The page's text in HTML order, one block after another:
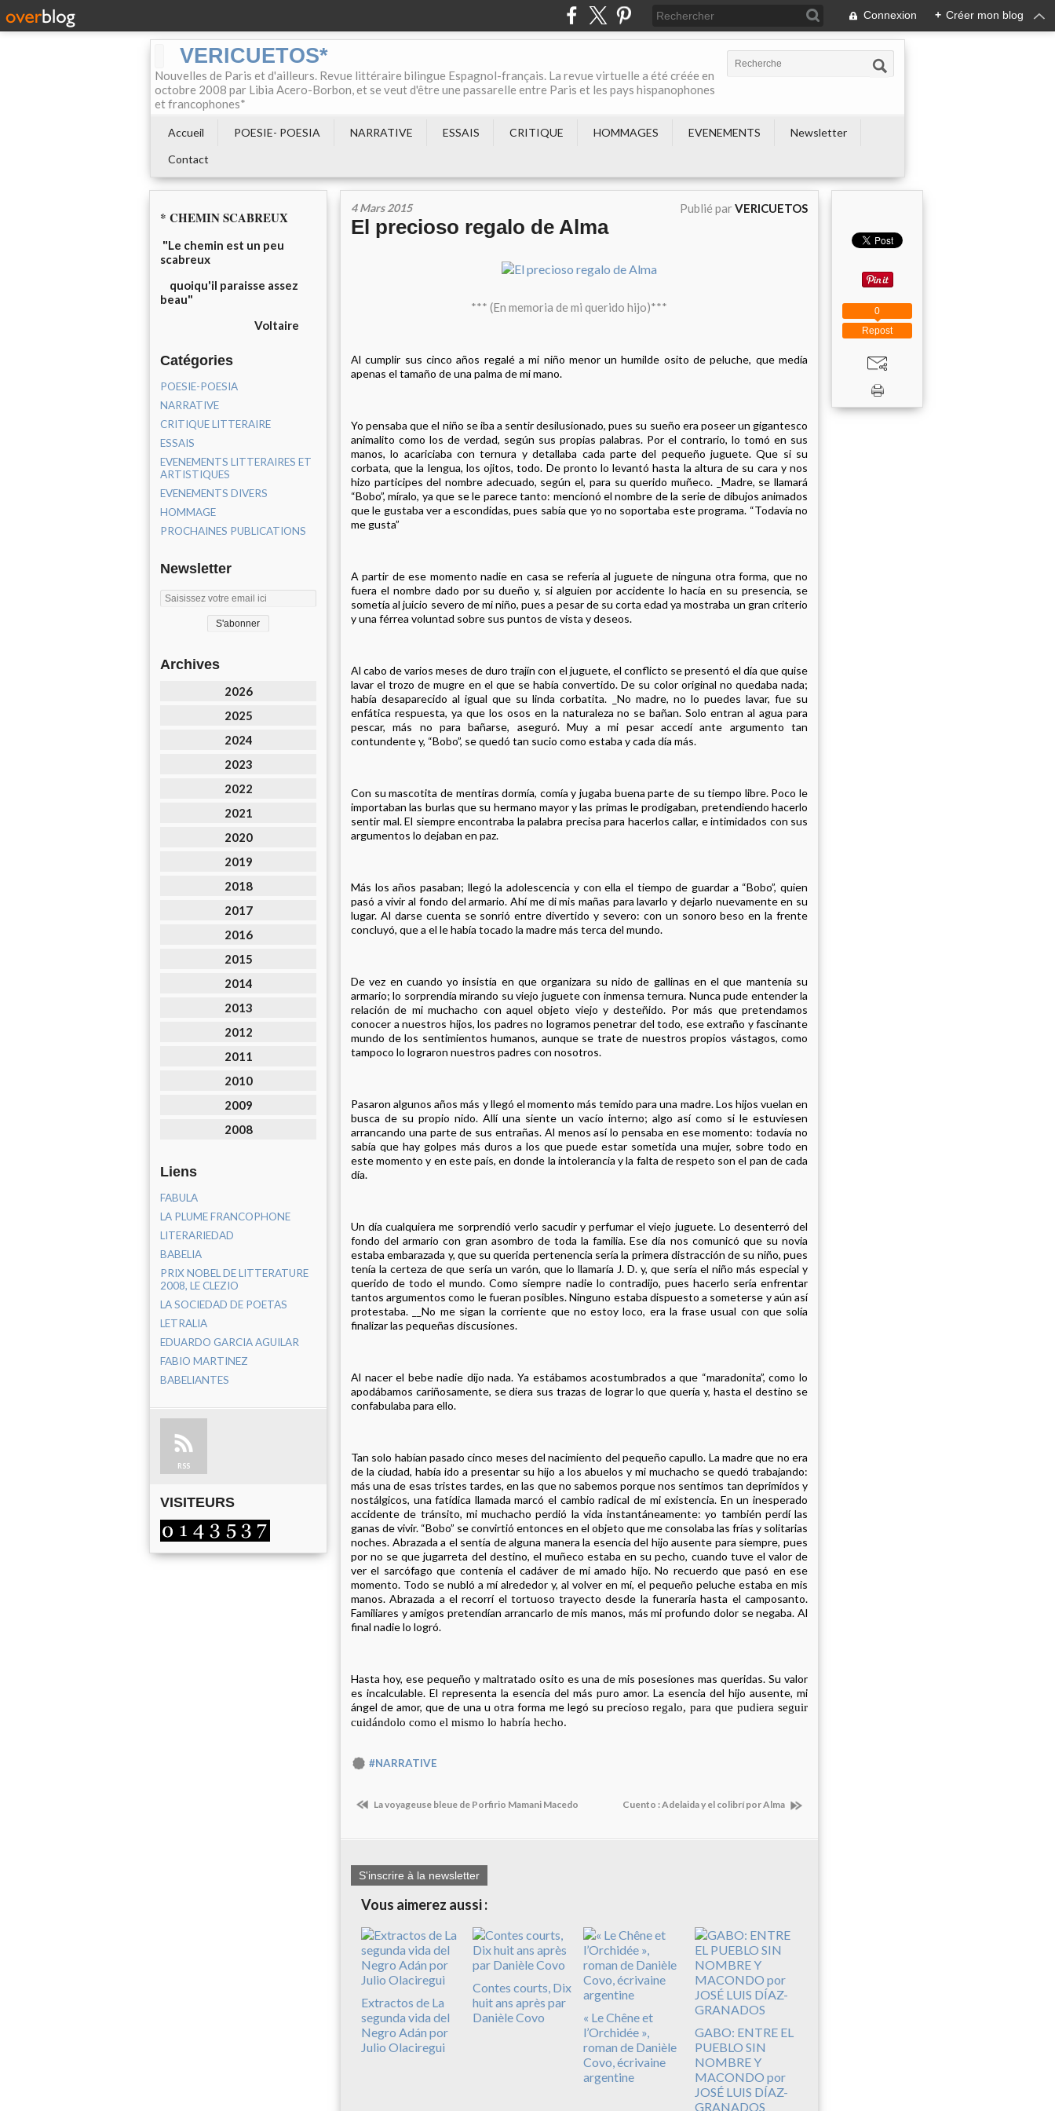
Connexion + Créer mon blog
VERICUETOS*
Nouvelles de Paris et d'ailleurs. Revue littéraire bilingue Espagnol-français. La revue virtuelle a été créée en
octobre 2008 par Libia Acero-Borbon, et se veut d'être une passarelle entre Paris et les pays hispanophones
et francophones*
Accueil POESIE- POESIA NARRATIVE ESSAIS CRITIQUE HOMMAGES EVENEMENTS
Newsletter
Contact
* CHEMIN SCABREUX
"Le chemin est un peu
scabreux
quoiqu'il paraisse assez
beau"
Voltaire
Catégories
POESIE-POESIA
NARRATIVE
CRITIQUE LITTERAIRE
ESSAIS
EVENEMENTS LITTERAIRES ET
ARTISTIQUES
EVENEMENTS DIVERS
HOMMAGE
PROCHAINES PUBLICATIONS
Newsletter
Archives
2026
2025
2024
2023
2022
2021
2020
2019
2018
2017
2016
2015
2014
2013
2012
2011
2010
2009
2008
Liens
FABULA
LA PLUME FRANCOPHONE
LITERARIEDAD
BABELIA
PRIX NOBEL DE LITTERATURE
2008, LE CLEZIO
LA SOCIEDAD DE POETAS
LETRALIA
EDUARDO GARCIA AGUILAR
FABIO MARTINEZ
BABELIANTES
RSS
VISITEURS
4 Mars 2015 Publié parVERICUETOS
El precioso regalo de Alma
*** (En memoria de mi querido hijo)***
Al cumplir sus cinco años regalé a mi niño menor un humilde osito de peluche, que medía
apenas el tamaño de una palma de mi mano.
Yo pensaba que el niño se iba a sentir desilusionado, pues su sueño era poseer un gigantesco
animalito como los de verdad, según sus propias palabras. Por el contrario, lo tomó en sus
manos, lo acariciaba con ternura y detallaba cada parte del pequeño juguete. Que si su
corbata, que la lengua, los ojitos, todo. De pronto lo levantó hasta la altura de su cara y nos
hizo participes del nombre adecuado, según el, para su querido muñeco. _Madre, se llamará
“Bobo”, míralo, ya que se le parece tanto: mencionó el nombre de la serie de dibujos animados
que le gustaba ver a escondidas, pues sabía que yo no soportaba este programa. “Todavía no
me gusta”
A partir de ese momento nadie en casa se refería al juguete de ninguna otra forma, que no
fuera el nombre dado por su dueño y, si alguien por accidente lo hacía en su presencia, se
sometía al juicio severo de mi niño, pues a pesar de su corta edad ya mostraba un gran criterio
y una férrea voluntad sobre sus puntos de vista y deseos.
Al cabo de varios meses de duro trajín con el juguete, el conflicto se presentó el día que quise
lavar el trozo de mugre en el que se había convertido. De su color original no quedaba nada;
había desaparecido al igual que su linda corbatita. _No madre, no lo puedes lavar, fue su
enfática respuesta, ya que los osos en la naturaleza no se bañan. Solo entran al agua para
pescar, más no para bañarse, aseguró. Muy a mi pesar accedí ante argumento tan
contundente y, “Bobo”, se quedó tan sucio como estaba y cada día más.
Con su mascotita de mentiras dormía, comía y jugaba buena parte de su tiempo libre. Poco le
importaban las burlas que su hermano mayor y las primas le prodigaban, pretendiendo hacerlo
sentir mal. El siempre encontraba la palabra precisa para hacerlos callar, e intimidados con sus
argumentos lo dejaban en paz.
Más los años pasaban; llegó la adolescencia y con ella el tiempo de guardar a “Bobo”, quien
pasó a vivir al fondo del armario. Ahí me di mis mañas para lavarlo y dejarlo nuevamente en su
lugar. Al darse cuenta se sonrió entre divertido y severo: con un sonoro beso en la frente
concluyó, que a el le había tocado la madre más terca del mundo.
De vez en cuando yo insistía en que organizara su nido de gallinas en el que mantenía su
armario; lo sorprendía mirando su viejo juguete con inmensa ternura. Nunca pude entender la
relación de mi muchacho con aquel objeto viejo y desteñido. Por más que pretendamos
conocer a nuestros hijos, los padres no logramos penetrar del todo, ese extraño y fascinante
mundo de los sentimientos humanos, aunque se trate de nuestros propios vástagos, como
tampoco lo lograron nuestros padres con nosotros.
Pasaron algunos años más y llegó el momento más temido para una madre. Los hijos vuelan en
busca de su propio nido. Allí una siente un vacío interno; algo así como si le estuviesen
arrancando una parte de sus entrañas. Al menos así lo pensaba en ese momento: todavía no
sabía que hay golpes más duros a los que puede estar sometida una mujer, sobre todo en
este momento y en este país, en donde la intolerancia y la falta de respeto son el pan de cada
día.
Un día cualquiera me sorprendió verlo sacudir y perfumar el viejo juguete. Lo desenterró del
fondo del armario con gran asombro de toda la familia. Ese día nos comunicó que su novia
estaba embarazada y, que su querida pertenencia sería la primera distracción de su niño, pues
tenía la certeza de que sería un varón, que lo llamaría J. D. y, que sería el niño más especial y
querido de todo el mundo. Como siempre nadie lo contradijo, pues hacerlo sería enfrentar
tantos argumentos como le fueran posibles. Ninguno estaba dispuesto a someterse y aún así
protestaba. __No me sigan la corriente que no estoy loco, era la frase usual con que solía
finalizar las pequeñas discusiones.
Al nacer el bebe nadie dijo nada. Ya estábamos acostumbrados a que “maradonita”, como lo
apodábamos cariñosamente, se diera sus trazas de lograr lo que quería y, hasta el destino se
confabulaba para ello.
Tan solo habían pasado cinco meses del nacimiento del pequeño capullo. La madre que no era
de la ciudad, había ido a presentar su hijo a los abuelos y mi muchacho se quedó trabajando:
más una de esas tristes tardes, en las que no sabemos porque nos sentimos tan deprimidos y
nostálgicos, una fatídica llamada marcó el cambio radical de mi existencia. En un inesperado
accidente de tránsito, mi muchacho perdió la vida instantáneamente: yo también perdí las
ganas de vivir. “Bobo” se convirtió entonces en el objeto que me consolaba las frías y solitarias
noches. Abrazada a el sentía de alguna manera la esencia del hijo ausente para siempre, pues
por no se que jugarreta del destino, el muñeco estaba en su pecho, cuando tuve el valor de
ver el sarcófago que contenía el cadáver de mi amado hijo. No recuerdo que pasó en ese
momento. Todo se nubló a mí alrededor y, al volver en mí, el pequeño peluche estaba en mis
manos. Abrazada a el recorrí el tortuoso trayecto desde la funeraria hasta el camposanto.
Familiares y amigos pretendían arrancarlo de mis manos, más mi profundo dolor se negaba. Al
final nadie lo logró.
Hasta hoy, ese pequeño y maltratado osito es una de mis posesiones mas queridas. Su valor
es incalculable. El representa la esencia del más puro amor. La esencia del hijo ausente, mi
ángel de amor, que de una u otra forma me legó su precioso regalo, para que pudiera seguir
cuidándolo como el mismo lo habría hecho.
#NARRATIVE
La voyageuse bleue de Porfirio Mamani Macedo Cuento : Adelaida y el colibrí por Alma
S'inscrire à la newsletter
Vous aimerez aussi :
Extractos de La
segunda vida del
Negro Adán por
Julio Olaciregui
Contes courts, Dix
huit ans après par
Danièle Covo
​​​​​​​« Le Chêne et
l’Orchidée »,
roman de Danièle
Covo, écrivaine
argentine
GABO: ENTRE EL
PUEBLO SIN
NOMBRE Y
MACONDO por
JOSÉ LUIS DÍAZ-
GRANADOS
Repost
0